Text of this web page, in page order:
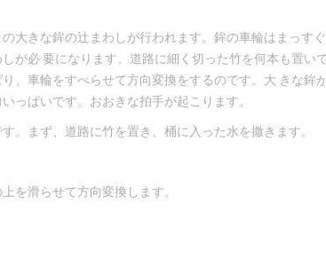
大きな鉾の辻まわしが行われます。鉾の車輪はまっす
が必 要になります。道路に細く切った竹を何本も置い
、車輪をすべらせて方向変換をするのです。大 きな鉾
っぱいです。おおきな拍手が起こります。
。まず、道路に竹を置き、桶に入った水を撒きます。
を滑らせて方向変換します。